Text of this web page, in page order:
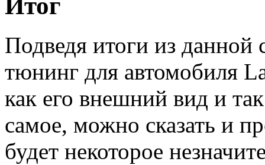
Подведя итоги из данной
тюнинг для автомобиля
как его внешний вид и
самое, можно сказать и
будет некоторое